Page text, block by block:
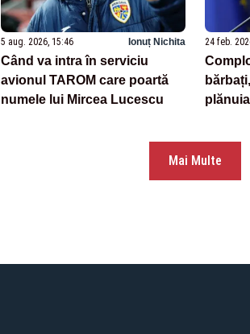
5 aug. 2026, 15:46 Ionuț Nichita
Când va intra în serviciu
avionul TAROM care poartă
numele lui Mircea Lucescu
24 feb.
Mai Multe